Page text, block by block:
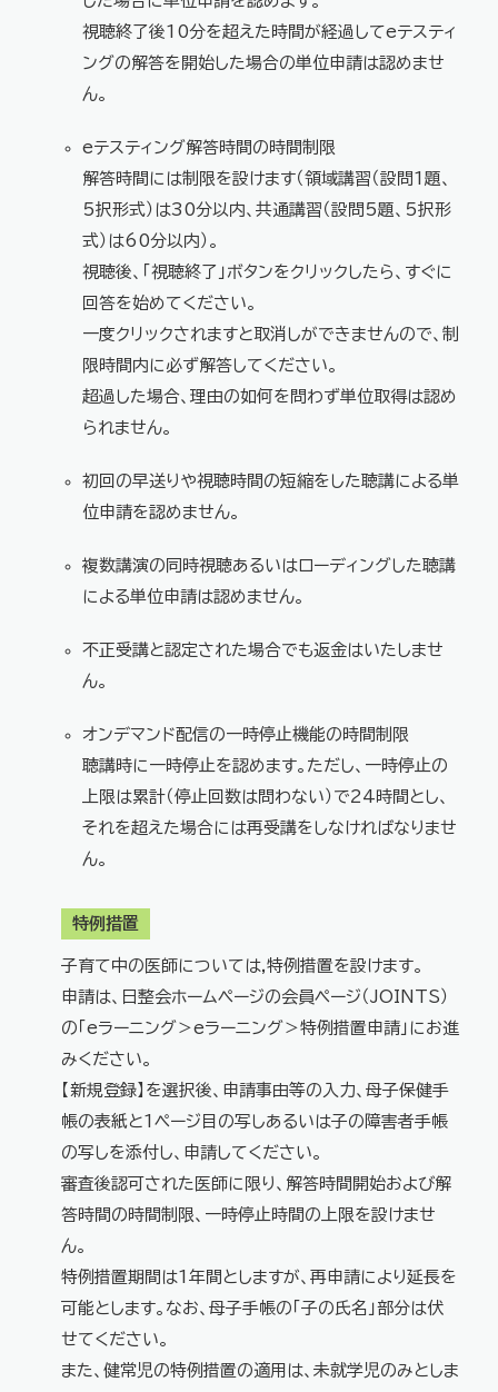
視聴終了後10分を超えた時間が経過してeテスティ
ングの解答を開始した場合の単位申請は認めませ
ん。
eテスティング解答時間の時間制限
解答時間には制限を設けます（領域講習（設問1題、
5択形式）は30分以内、共通講習（設問5題、5択形
式）は60分以内）。
視聴後、「視聴終了」ボタンをクリックしたら、すぐに
回答を始めてください。
一度クリックされますと取消しができませんので、制
限時間内に必ず解答してください。
超過した場合、理由の如何を問わず単位取得は認め
られません。
初回の早送りや視聴時間の短縮をした聴講による単
位申請を認めません。
複数講演の同時視聴あるいはローディングした聴講
による単位申請は認めません。
不正受講と認定された場合でも返金はいたしませ
ん。
オンデマンド配信の一時停止機能の時間制限
聴講時に一時停止を認めます。ただし、一時停止の
上限は累計（停止回数は問わない）で24時間とし、
それを超えた場合には再受講をしなければなりませ
ん。
特例措置
子育て中の医師については,特例措置を設けます。
申請は、日整会ホームページの会員ページ（JOINTS）
の「eラーニング＞eラーニング＞特例措置申請」にお進
みください。
【新規登録】を選択後、申請事由等の入力、母子保健手
帳の表紙と1ページ目の写しあるいは子の障害者手帳
の写しを添付し、申請してください。
審査後認可された医師に限り、解答時間開始および解
答時間の時間制限、一時停止時間の上限を設けませ
ん。
特例措置期間は1年間としますが、再申請により延長を
可能とします。なお、母子手帳の「子の氏名」部分は伏
せてください。
また、健常児の特例措置の適用は、未就学児のみとしま